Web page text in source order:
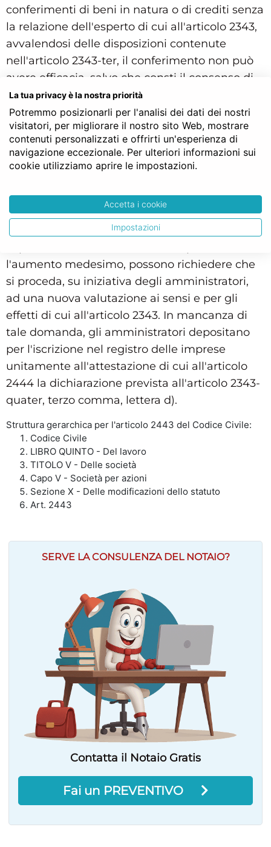
conferimenti di beni in natura o di crediti senza
la relazione dell'esperto di cui all'articolo 2343,
avvalendosi delle disposizioni contenute
nell'articolo 2343-ter, il conferimento non può
avere efficacia, salvo che consti il consenso di
tutti i soci, prima del decorso del termine di
trenta giorni dall'iscrizione nel registro delle
imprese della deliberazione di aumento,
contenente anche le dichiarazioni previste
nelle lettere a), b), c) ed e), di cui all'articolo
uno o più soci che rappresentano, e che
rappresentavano alla data della delibera di
aumento del capitale, almeno il ventesimo del
l'aumento medesimo, possono richiedere che
si proceda, su iniziativa degli amministratori,
ad una nuova valutazione ai sensi e per gli
effetti di cui all'articolo 2343. In mancanza di
tale domanda, gli amministratori depositano
per l'iscrizione nel registro delle imprese
unitamente all'attestazione di cui all'articolo
2444 la dichiarazione prevista all'articolo 2343-
quater, terzo comma, lettera d).
Struttura gerarchica per l'articolo 2443 del Codice Civile:
Codice Civile
LIBRO QUINTO - Del lavoro
TITOLO V - Delle società
Capo V - Società per azioni
Sezione X - Delle modificazioni dello statuto
Art. 2443
SERVE LA CONSULENZA DEL NOTAIO?
Contatta il Notaio Gratis
Fai un PREVENTIVO
La tua privacy è la nostra priorità
Potremmo posizionarli per l'analisi dei dati dei nostri
visitatori, per migliorare il nostro sito Web, mostrare
contenuti personalizzati e offrirti un'esperienza di
navigazione eccezionale. Per ulteriori informazioni sui
cookie utilizziamo aprire le impostazioni.
Accetta i cookie
Impostazioni